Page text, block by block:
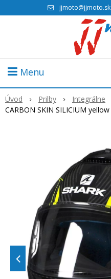
jjmoto@jjmoto.sk
Menu
Úvod Prilby Integrálne
CARBON SKIN SILICIUM yellow